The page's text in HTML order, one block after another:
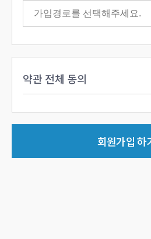
약관 전체 동의
회원가입 하